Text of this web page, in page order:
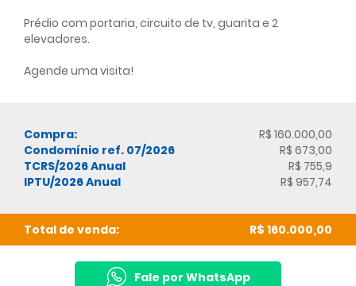
Prédio com portaria, circuito de tv, guarita e 2
elevadores.
Agende uma visita!
Compra:
R$ 160.000,00
Condomínio ref. 07/2026
R$ 673,00
TCRS/2026 Anual
R$ 755,9
IPTU/2026 Anual
R$ 957,74
Total de venda: R$ 160.000,00
Fale por WhatsApp